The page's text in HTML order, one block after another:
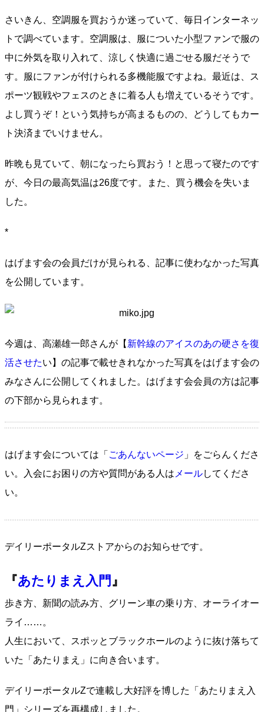
さいきん、空調服を買おうか迷っていて、毎日インターネッ
トで調べています。空調服は、服についた小型ファンで服の
中に外気を取り入れて、涼しく快適に過ごせる服だそうで
す。服にファンが付けられる多機能服ですよね。最近は、ス
ポーツ観戦やフェスのときに着る人も増えているそうです。
よし買うぞ！という気持ちが高まるものの、どうしてもカー
ト決済までいけません。
昨晩も見ていて、朝になったら買おう！と思って寝たのです
が、今日の最高気温は26度です。また、買う機会を失いま
した。
*
はげます会の会員だけが見られる、記事に使わなかった写真
を公開しています。
今週は、高瀬雄一郎さんが【 新幹線のアイスのあの硬さを復
活させたい​​】の記事で載せきれなかった写真をはげます会の
みなさんに公開してくれました。はげます会会員の方は記事
の下部から見られます。
はげます会については「 ごあんないページ 」をごらんくださ
い。入会にお困りの方や質問がある人は メールしてくださ
い。
デイリーポータルZストアからのお知らせです。
『あたりまえ入門 』
歩き方、新聞の読み方、グリーン車の乗り方、オーライオー
ライ……。
人生において、スポッとブラックホールのように抜け落ちて
いた「あたりまえ」に向き合います。
デイリーポータルZで連載し大好評を博した「あたりまえ入
門」シリーズを再構成しました。